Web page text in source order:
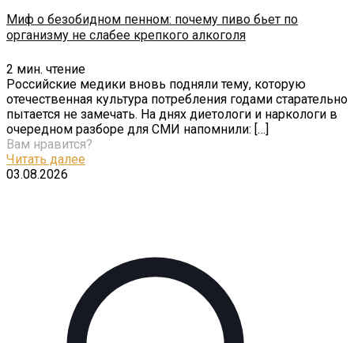
Миф о безобидном пенном: почему пиво бьет по
организму не слабее крепкого алкоголя
2 мин. чтение
Российские медики вновь подняли тему, которую
отечественная культура потребления годами старательно
пытается не замечать. На днях диетологи и наркологи в
очередном разборе для СМИ напомнили: […]
Вам нравится?
Читать далее
03.08.2026